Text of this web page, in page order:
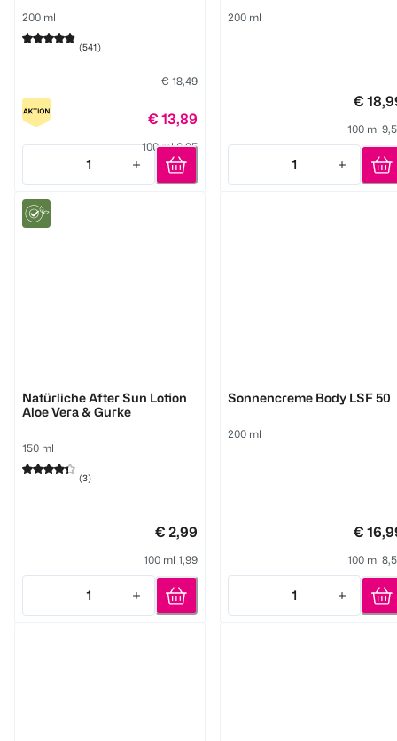
200 ml
(541)
€ 18,49
€ 13,89
100 ml 6,95
1
Quantity: 1
200 ml
€
100 ml
1
Quantity: 1
Natürliche After Sun Lotion
Aloe Vera & Gurke
150 ml
(3)
€ 2,99
100 ml 1,99
1
Quantity: 1
Sonnencreme Body LSF 50
200 ml
€
100 ml
1
Quantity: 1